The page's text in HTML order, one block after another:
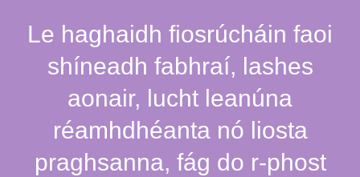
Le haghaidh fiosrúcháin faoi
shíneadh fabhraí, lashes
aonair, lucht leanúna
réamhdhéanta nó liosta
praghsanna, fág do r-phost